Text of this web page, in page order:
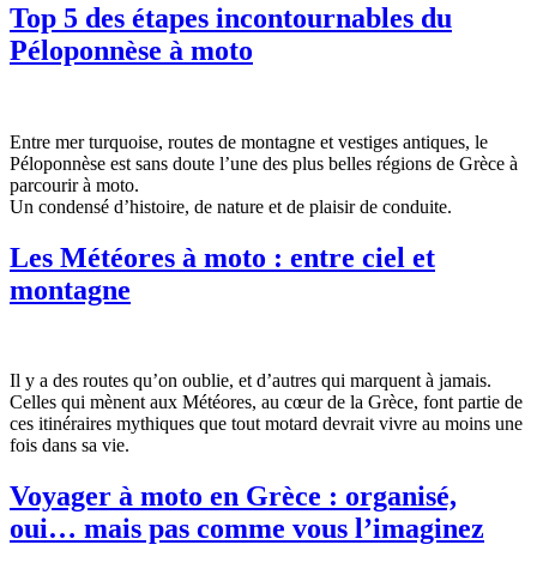
Top 5 des étapes incontournables du
Péloponnèse à moto
Entre mer turquoise, routes de montagne et vestiges antiques, le
Péloponnèse est sans doute l’une des plus belles régions de Grèce à
parcourir à moto.
Un condensé d’histoire, de nature et de plaisir de conduite.
Les Météores à moto : entre ciel et
montagne
Il y a des routes qu’on oublie, et d’autres qui marquent à jamais.
Celles qui mènent aux Météores, au cœur de la Grèce, font partie de
ces itinéraires mythiques que tout motard devrait vivre au moins une
fois dans sa vie.
Voyager à moto en Grèce : organisé,
oui… mais pas comme vous l’imaginez